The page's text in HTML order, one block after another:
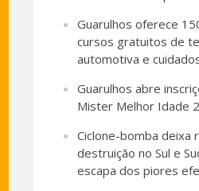
Guarulhos oferece
cursos gratuitos de
automotiva e
Guarulhos abre
Mister Melhor Idade
Ciclone-bomba deixa
destruição no Sul e
escapa dos piores